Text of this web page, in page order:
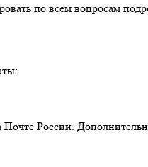
по всем вопросам
России.